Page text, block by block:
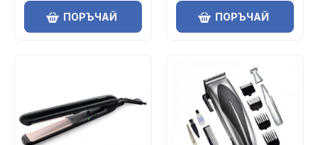
ПОРЪЧАЙ ПОРЪЧАЙ